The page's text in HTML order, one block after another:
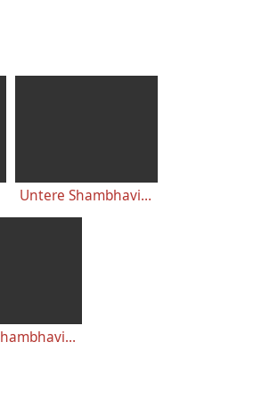
Untere Shambhavi Mudra Übungsanleitung - Version A
Untere Shambhavi Mudra mit Erläuterung